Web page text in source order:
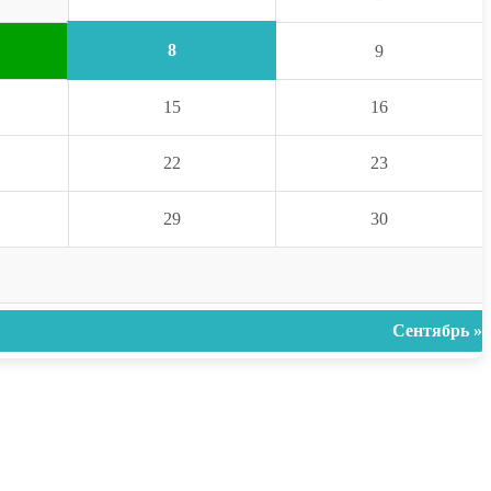
8 9
15 16
22 23
29 30
Сентябрь »